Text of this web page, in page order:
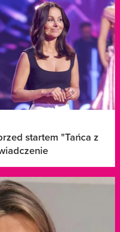
startem "Tańca z